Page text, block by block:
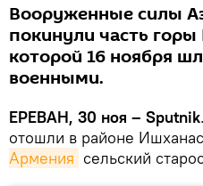
Вооруженные силы
покинули часть
которой 16 ноября
военными.
ЕРЕВАН, 30 ноя – Sputnik
отошли в районе
Армения сельский